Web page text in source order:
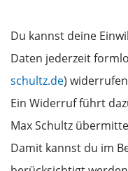
Du kannst deine
Daten jederzeit
schultz.de)
Ein Widerruf führt
Max Schultz
Damit kannst du im